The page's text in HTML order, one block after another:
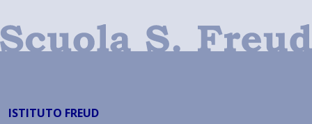
ISTITUTO FREUD